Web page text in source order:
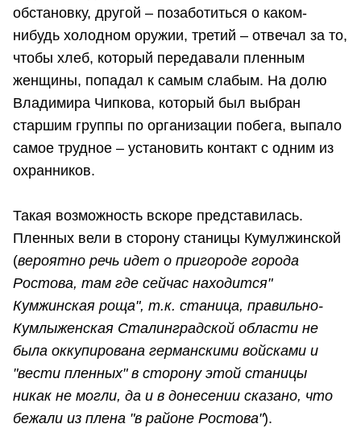
обстановку, другой – позаботиться о каком-
нибудь холодном оружии, третий – отвечал за то,
чтобы хлеб, который передавали пленным
женщины, попадал к самым слабым. На долю
Владимира Чипкова, который был выбран
старшим группы по организации побега, выпало
самое трудное – установить контакт с одним из
охранников.
Такая возможность вскоре представилась.
Пленных вели в сторону станицы Кумулжинской
(вероятно речь идет о пригороде города
Ростова, там где сейчас находится"
Кумжинская роща", т.к. станица, правильно-
Кумлыженская Сталинградской области не
была оккупирована германскими войсками и
"вести пленных" в сторону этой станицы
никак не могли, да и в донесении сказано, что
бежали из плена "в районе Ростова").